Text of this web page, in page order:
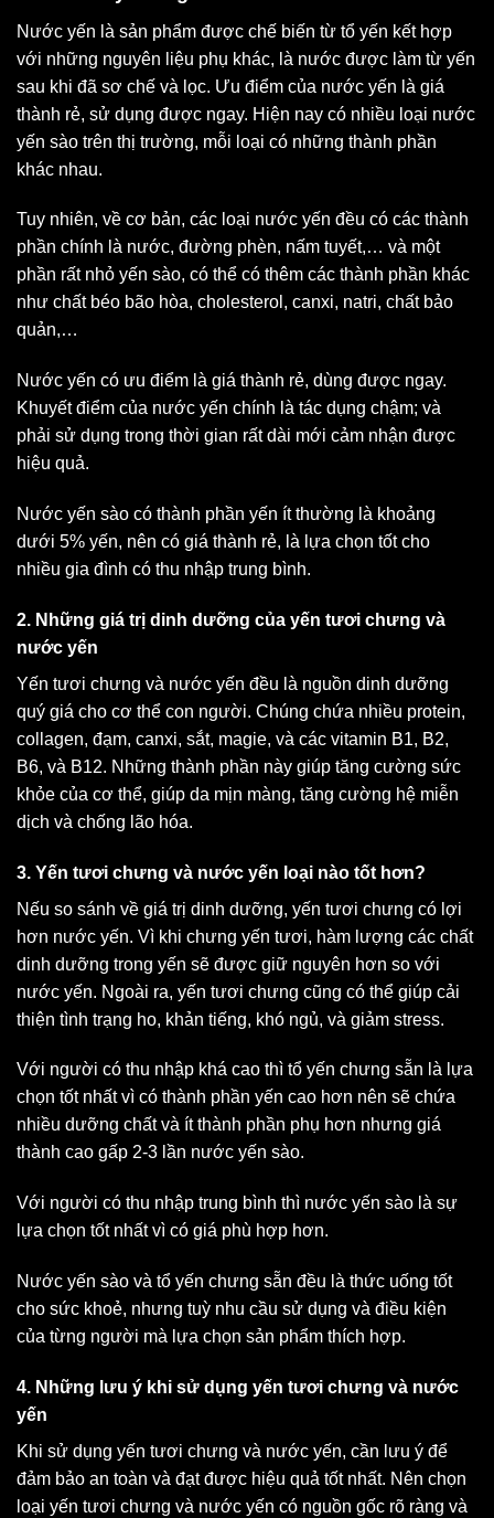
Nước yến là sản phẩm được chế biến từ tổ yến kết hợp
với những nguyên liệu phụ khác, là nước được làm từ yến
sau khi đã sơ chế và lọc. Ưu điểm của nước yến là giá
thành rẻ, sử dụng được ngay. Hiện nay có nhiều loại nước
yến sào trên thị trường, mỗi loại có những thành phần
khác nhau.
Tuy nhiên, về cơ bản, các loại nước yến đều có các thành
phần chính là nước, đường phèn, nấm tuyết,… và một
phần rất nhỏ yến sào, có thể có thêm các thành phần khác
như chất béo bão hòa, cholesterol, canxi, natri, chất bảo
quản,…
Nước yến có ưu điểm là giá thành rẻ, dùng được ngay.
Khuyết điểm của nước yến chính là tác dụng chậm; và
phải sử dụng trong thời gian rất dài mới cảm nhận được
hiệu quả.
Nước yến sào có thành phần yến ít thường là khoảng
dưới 5% yến, nên có giá thành rẻ, là lựa chọn tốt cho
nhiều gia đình có thu nhập trung bình.
2. Những giá trị dinh dưỡng của yến tươi chưng và
nước yến
Yến tươi chưng và nước yến đều là nguồn dinh dưỡng
quý giá cho cơ thể con người. Chúng chứa nhiều protein,
collagen, đạm, canxi, sắt, magie, và các vitamin B1, B2,
B6, và B12. Những thành phần này giúp tăng cường sức
khỏe của cơ thể, giúp da mịn màng, tăng cường hệ miễn
dịch và chống lão hóa.
3. Yến tươi chưng và nước yến loại nào tốt hơn?
Nếu so sánh về giá trị dinh dưỡng, yến tươi chưng có lợi
hơn nước yến. Vì khi chưng yến tươi, hàm lượng các chất
dinh dưỡng trong yến sẽ được giữ nguyên hơn so với
nước yến. Ngoài ra, yến tươi chưng cũng có thể giúp cải
thiện tình trạng ho, khản tiếng, khó ngủ, và giảm stress.
Với người có thu nhập khá cao thì tổ yến chưng sẵn là lựa
chọn tốt nhất vì có thành phần yến cao hơn nên sẽ chứa
nhiều dưỡng chất và ít thành phần phụ hơn nhưng giá
thành cao gấp 2-3 lần nước yến sào.
Với người có thu nhập trung bình thì nước yến sào là sự
lựa chọn tốt nhất vì có giá phù hợp hơn.
Nước yến sào và tổ yến chưng sẵn đều là thức uống tốt
cho sức khoẻ, nhưng tuỳ nhu cầu sử dụng và điều kiện
của từng người mà lựa chọn sản phẩm thích hợp.
4. Những lưu ý khi sử dụng yến tươi chưng và nước
yến
Khi sử dụng yến tươi chưng và nước yến, cần lưu ý để
đảm bảo an toàn và đạt được hiệu quả tốt nhất. Nên chọn
loại yến tươi chưng và nước yến có nguồn gốc rõ ràng và